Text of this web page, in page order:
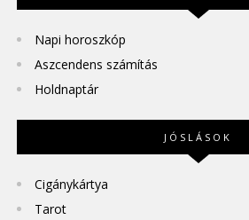
Napi horoszkóp
Aszcendens számítás
Holdnaptár
JÓSLÁSOK
Cigánykártya
Tarot